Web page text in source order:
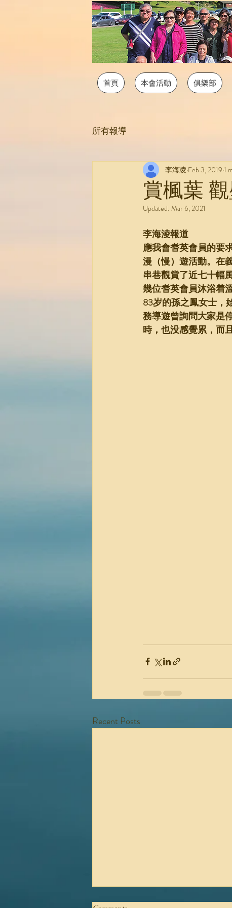
首頁 本會活動 俱樂部
所有報導
賞楓葉
李海凌 Feb 3, 2019 1
Updated: Mar 6, 2021
李海淩報道
應我會耆英會員的要
漫（慢）遊活動。在
串巷觀賞了近七十幅
幾位耆英會員沐浴着
83岁的孫之鳳女士，
務導遊曾詢問大家是
時，也没感覺累，而
Recent Posts